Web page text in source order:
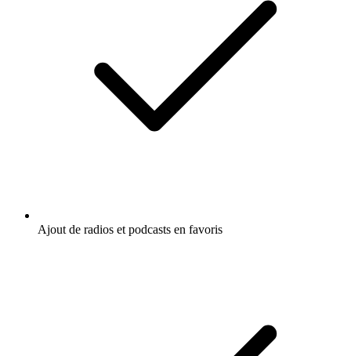
Ajout de radios et podcasts en favoris